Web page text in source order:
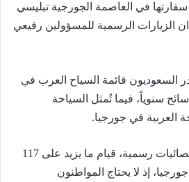
في العاصمة الجورجية تبليسي
البلدان الزيارات الرسمية للمسؤولين رفيعي
السعوديون قائمة السياح العرب في
بأكثر من 50 ألف سائح سنوياً، فيما تُمثل السياحة
وشهد عام 2022 ووفق إحصائيات رسمية، قيام ما يزيد على 117
إذ لا يحتاج المواطنون